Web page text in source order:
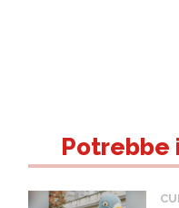
Potrebbe